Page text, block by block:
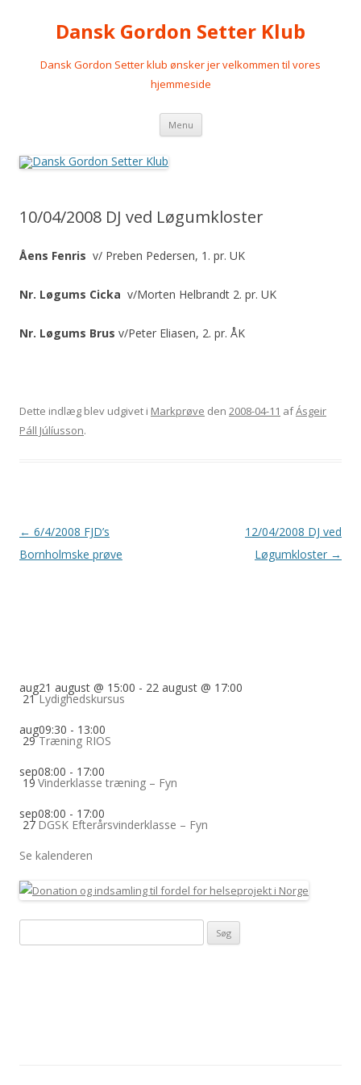
Dansk Gordon Setter Klub
Dansk Gordon Setter klub ønsker jer velkommen til vores
hjemmeside
Menu Videre
indhold
10/04/2008 DJ ved Løgumkloster
Åens Fenris v/ Preben Pedersen, 1. pr. UK
Nr. Løgums Cicka v/Morten Helbrandt 2. pr. UK
Nr. Løgums Brus v/Peter Eliasen, 2. pr. ÅK
Dette indlæg blev udgivet i Markprøve den 2008-04-11 afÁsgeir
Páll Júlíusson.
Indlægsnavigation
← 6/4/2008 FJD’s
Bornholmske prøve
12/04/2008 DJ ved
Løgumkloster →
aug
21
21 august @ 15:00 - 22 august @ 17:00
Lydighedskursus
aug
29
09:30 - 13:00
Træning RIOS
sep
19
08:00 - 17:00
Vinderklasse træning – Fyn
sep
27
08:00 - 17:00
DGSK Efterårsvinderklasse – Fyn
Se kalenderen
efter: